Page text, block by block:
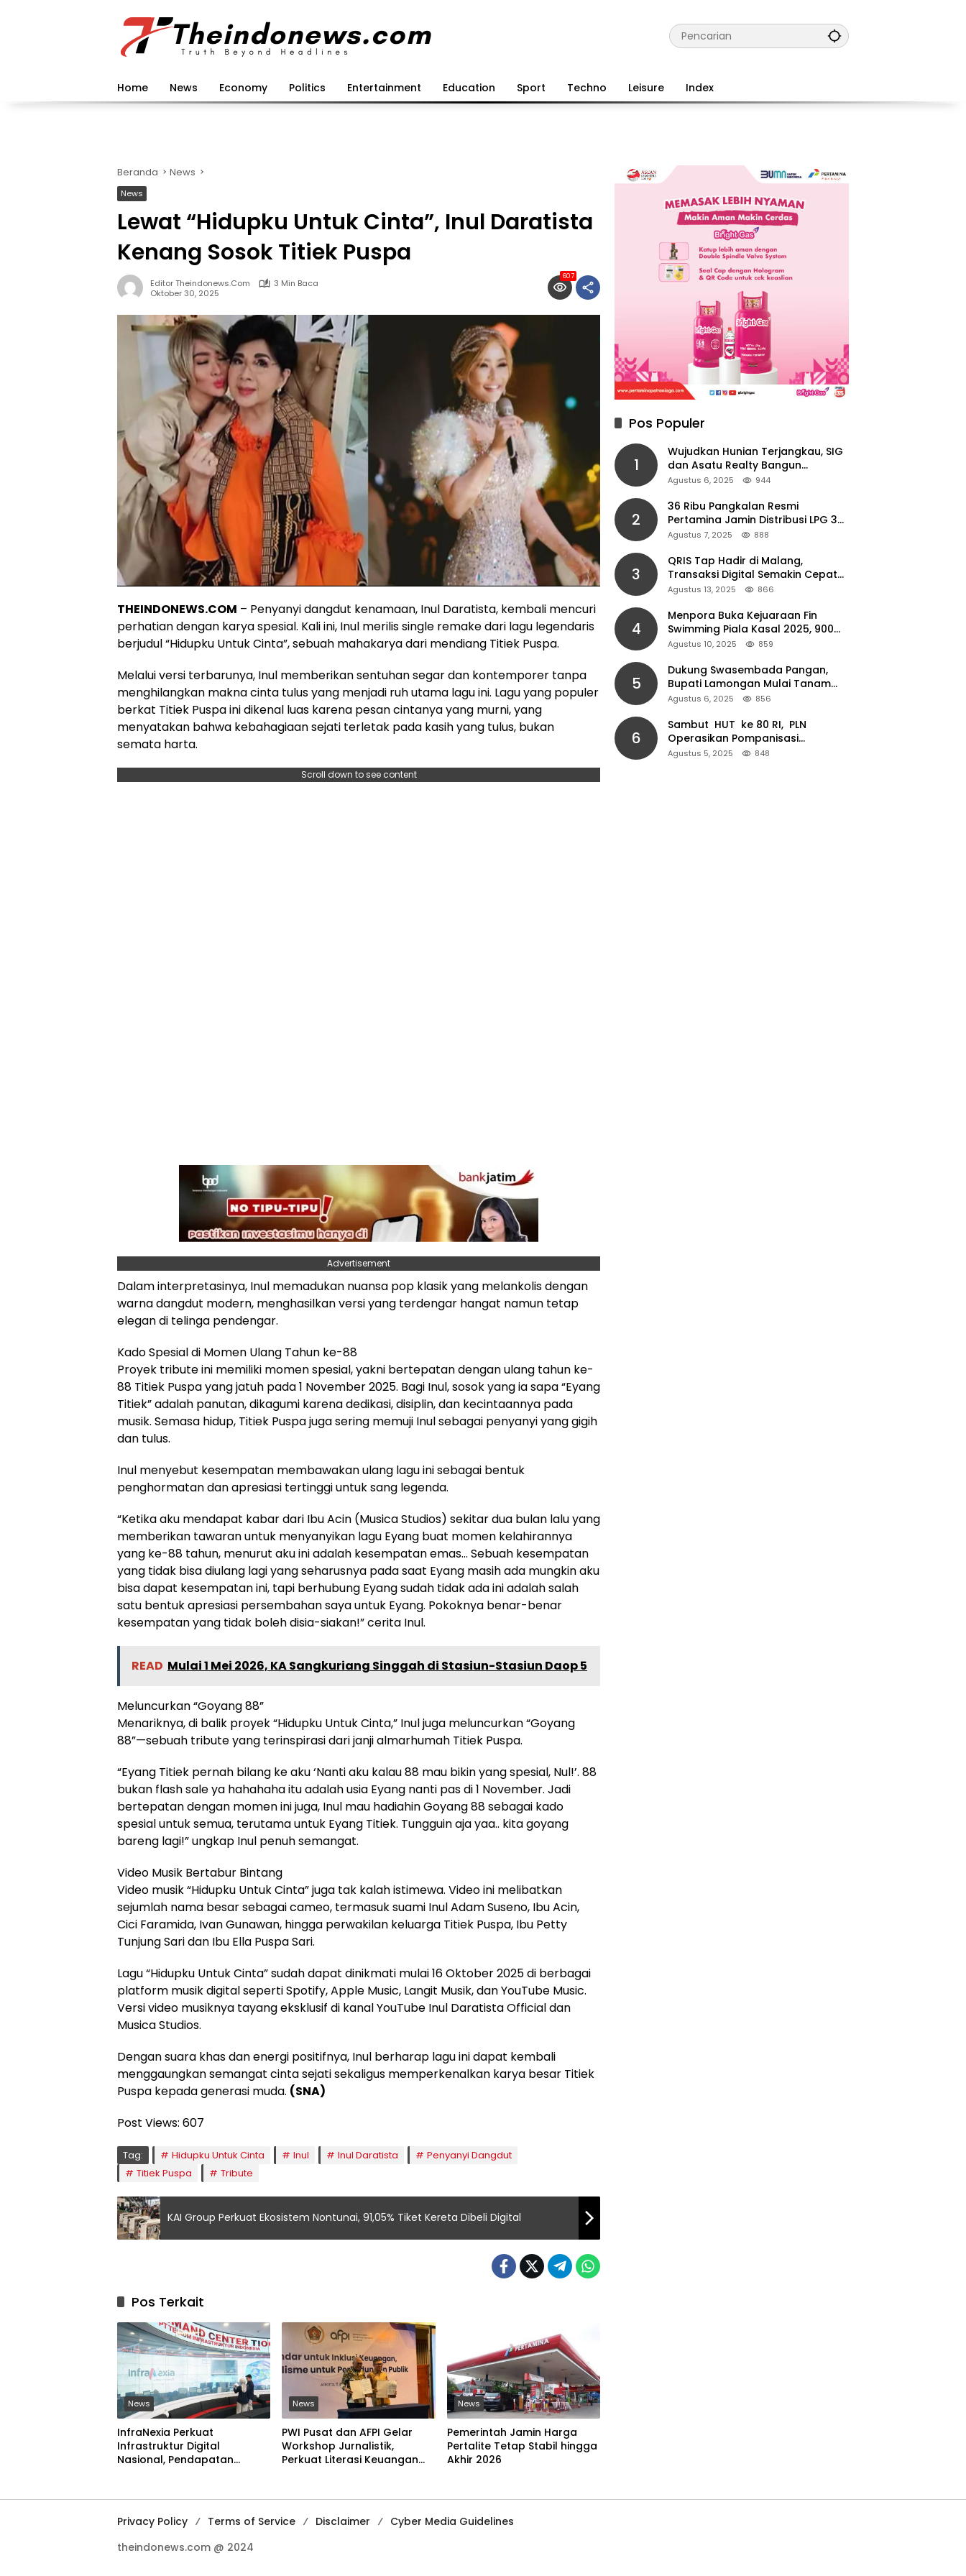
Home News Economy Politics Entertainment Education Sport Techno Leisure Index
Beranda News
News
Lewat “Hidupku Untuk Cinta”, Inul Daratista
Kenang Sosok Titiek Puspa
Editor Theindonews.com
3 Min Baca
Oktober 30, 2025
607
THEINDONEWS.COM – Penyanyi dangdut kenamaan, Inul Daratista, kembali mencuri
perhatian dengan karya spesial. Kali ini, Inul merilis single remake dari lagu legendaris
berjudul “Hidupku Untuk Cinta”, sebuah mahakarya dari mendiang Titiek Puspa.
Melalui versi terbarunya, Inul memberikan sentuhan segar dan kontemporer tanpa
menghilangkan makna cinta tulus yang menjadi ruh utama lagu ini. Lagu yang populer
berkat Titiek Puspa ini dikenal luas karena pesan cintanya yang murni, yang
menyatakan bahwa kebahagiaan sejati terletak pada kasih yang tulus, bukan
semata harta.
Scroll down to see content
Advertisement
Dalam interpretasinya, Inul memadukan nuansa pop klasik yang melankolis dengan
warna dangdut modern, menghasilkan versi yang terdengar hangat namun tetap
elegan di telinga pendengar.
Kado Spesial di Momen Ulang Tahun ke-88
Proyek tribute ini memiliki momen spesial, yakni bertepatan dengan ulang tahun ke-
88 Titiek Puspa yang jatuh pada 1 November 2025. Bagi Inul, sosok yang ia sapa “Eyang
Titiek” adalah panutan, dikagumi karena dedikasi, disiplin, dan kecintaannya pada
musik. Semasa hidup, Titiek Puspa juga sering memuji Inul sebagai penyanyi yang gigih
dan tulus.
Inul menyebut kesempatan membawakan ulang lagu ini sebagai bentuk
penghormatan dan apresiasi tertinggi untuk sang legenda.
“Ketika aku mendapat kabar dari Ibu Acin (Musica Studios) sekitar dua bulan lalu yang
memberikan tawaran untuk menyanyikan lagu Eyang buat momen kelahirannya
yang ke-88 tahun, menurut aku ini adalah kesempatan emas… Sebuah kesempatan
yang tidak bisa diulang lagi yang seharusnya pada saat Eyang masih ada mungkin aku
bisa dapat kesempatan ini, tapi berhubung Eyang sudah tidak ada ini adalah salah
satu bentuk apresiasi persembahan saya untuk Eyang. Pokoknya benar-benar
kesempatan yang tidak boleh disia-siakan!” cerita Inul.
READ Mulai 1 Mei 2026, KA Sangkuriang Singgah di Stasiun-Stasiun Daop 5
Meluncurkan “Goyang 88”
Menariknya, di balik proyek “Hidupku Untuk Cinta,” Inul juga meluncurkan “Goyang
88”—sebuah tribute yang terinspirasi dari janji almarhumah Titiek Puspa.
“Eyang Titiek pernah bilang ke aku ‘Nanti aku kalau 88 mau bikin yang spesial, Nul!’. 88
bukan flash sale ya hahahaha itu adalah usia Eyang nanti pas di 1 November. Jadi
bertepatan dengan momen ini juga, Inul mau hadiahin Goyang 88 sebagai kado
spesial untuk semua, terutama untuk Eyang Titiek. Tungguin aja yaa.. kita goyang
bareng lagi!” ungkap Inul penuh semangat.
Video Musik Bertabur Bintang
Video musik “Hidupku Untuk Cinta” juga tak kalah istimewa. Video ini melibatkan
sejumlah nama besar sebagai cameo, termasuk suami Inul Adam Suseno, Ibu Acin,
Cici Faramida, Ivan Gunawan, hingga perwakilan keluarga Titiek Puspa, Ibu Petty
Tunjung Sari dan Ibu Ella Puspa Sari.
Lagu “Hidupku Untuk Cinta” sudah dapat dinikmati mulai 16 Oktober 2025 di berbagai
platform musik digital seperti Spotify, Apple Music, Langit Musik, dan YouTube Music.
Versi video musiknya tayang eksklusif di kanal YouTube Inul Daratista Official dan
Musica Studios.
Dengan suara khas dan energi positifnya, Inul berharap lagu ini dapat kembali
menggaungkan semangat cinta sejati sekaligus memperkenalkan karya besar Titiek
Puspa kepada generasi muda. (SNA)
Post Views: 607
Tag: Hidupku Untuk Cinta Inul Inul Daratista
Penyanyi Dangdut
Titiek Puspa
Tribute
KAI Group Perkuat Ekosistem Nontunai, 91,05% Tiket Kereta Dibeli Digital
Pos Terkait
News
InfraNexia Perkuat
Infrastruktur Digital
Nasional, Pendapatan
News
PWI Pusat dan AFPI Gelar
Workshop Jurnalistik,
Perkuat Literasi Keuangan
News
Pemerintah Jamin Harga
Pertalite Tetap Stabil hingga
Akhir 2026
Pos Populer
1
Wujudkan Hunian Terjangkau, SIG
dan Asatu Realty Bangun
Perumahan di Cianjur
Agustus 6, 2025 944
2
36 Ribu Pangkalan Resmi
Pertamina Jamin Distribusi LPG 3
Kg Aman di Jawa Timur
Agustus 7, 2025 888
3
QRIS Tap Hadir di Malang,
Transaksi Digital Semakin Cepat
dan Mudah dengan Teknologi NFC
Agustus 13, 2025 866
4
Menpora Buka Kejuaraan Fin
Swimming Piala Kasal 2025, 900
Atlet Ambil Bagian
Agustus 10, 2025 859
5
Dukung Swasembada Pangan,
Bupati Lamongan Mulai Tanam
Padi Musim Ketiga
Agustus 6, 2025 856
6
Sambut HUT ke 80 RI, PLN
Operasikan Pompanisasi
Persawahan dan Akses Air Bersih
Agustus 5, 2025 848
Privacy Policy Terms of Service Disclaimer
Cyber Media Guidelines
theindonews.com @ 2024